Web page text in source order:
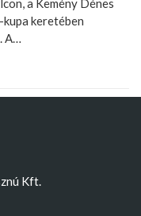
keretében
Kft.